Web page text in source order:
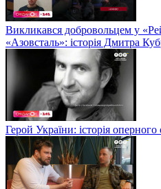
Викликався добровольцем у
«Азовсталь»: історія Дмитра
Герой України: історія